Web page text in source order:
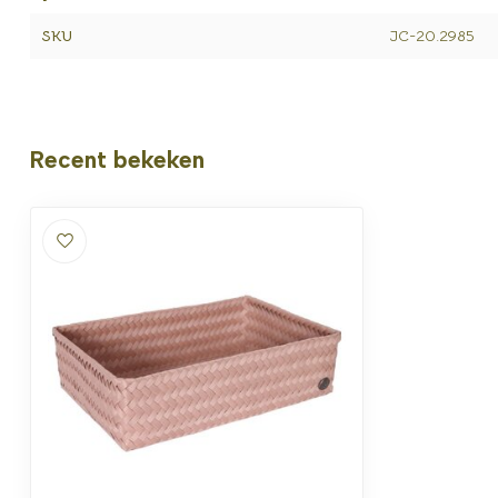
SKU JC-20.2985
Recent bekeken